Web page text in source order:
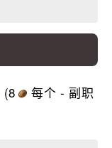
(8
每个 - 副职